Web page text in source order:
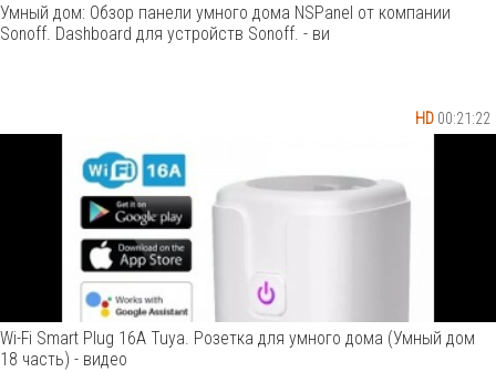
HD 00:21:22
Умный дом: Обзор панели умного дома NSPanel от компании
Sonoff. Dashboard для устройств Sonoff. - ви
Wi-Fi Smart Plug 16A Tuya. Розетка для умного дома (Умный дом
18 часть) - видео